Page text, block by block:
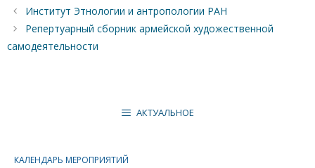
Институт Этнологии и антропологии РАН
Репертуарный сборник армейской художественной
самодеятельности
АКТУАЛЬНОЕ
КАЛЕНДАРЬ МЕРОПРИЯТИЙ